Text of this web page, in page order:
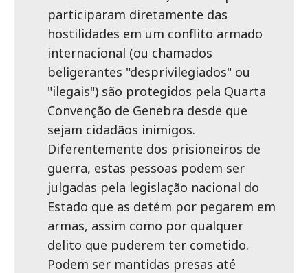
participaram diretamente das
hostilidades em um conflito armado
internacional (ou chamados
beligerantes "desprivilegiados" ou
"ilegais") são protegidos pela Quarta
Convenção de Genebra desde que
sejam cidadãos inimigos.
Diferentemente dos prisioneiros de
guerra, estas pessoas podem ser
julgadas pela legislação nacional do
Estado que as detém por pegarem em
armas, assim como por qualquer
delito que puderem ter cometido.
Podem ser mantidas presas até